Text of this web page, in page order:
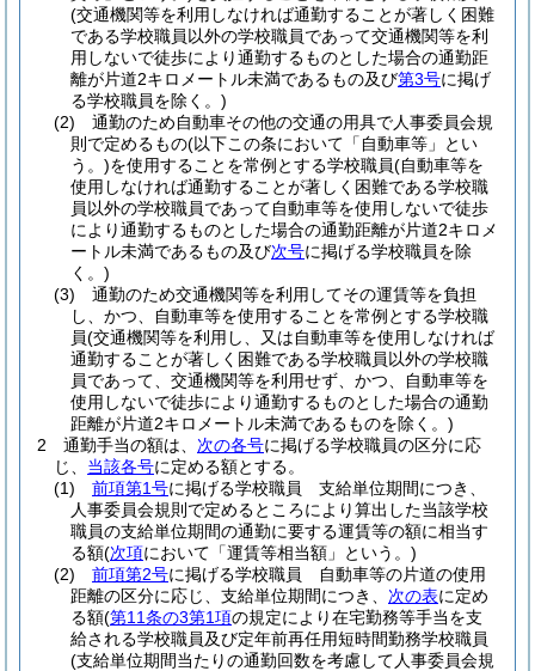
(交通機関等を利用しなければ通勤することが著しく困難
である学校職員以外の学校職員であって交通機関等を利
用しないで徒歩により通勤するものとした場合の通勤距
離が片道2キロメートル未満であるもの及び第3号に掲げ
る学校職員を除く。)
(2)
通勤のため自動車その他の交通の用具で人事委員会規
則で定めるもの(以下この条において「自動車等」とい
う。)を使用することを常例とする学校職員(自動車等を
使用しなければ通勤することが著しく困難である学校職
員以外の学校職員であって自動車等を使用しないで徒歩
により通勤するものとした場合の通勤距離が片道2キロメ
ートル未満であるもの及び次号に掲げる学校職員を除
く。)
(3)
通勤のため交通機関等を利用してその運賃等を負担
し、かつ、自動車等を使用することを常例とする学校職
員(交通機関等を利用し、又は自動車等を使用しなければ
通勤することが著しく困難である学校職員以外の学校職
員であって、交通機関等を利用せず、かつ、自動車等を
使用しないで徒歩により通勤するものとした場合の通勤
距離が片道2キロメートル未満であるものを除く。)
2
通勤手当の額は、 次の各号に掲げる学校職員の区分に応
じ、 当該各号に定める額とする。
(1)
前項第1号に掲げる学校職員 支給単位期間につき、
人事委員会規則で定めるところにより算出した当該学校
職員の支給単位期間の通勤に要する運賃等の額に相当す
る額(次項において「運賃等相当額」という。)
(2)
前項第2号に掲げる学校職員 自動車等の片道の使用
距離の区分に応じ、支給単位期間につき、 次の表に定め
る額(第11条の3第1項の規定により在宅勤務等手当を支
給される学校職員及び定年前再任用短時間勤務学校職員
(支給単位期間当たりの通勤回数を考慮して人事委員会規